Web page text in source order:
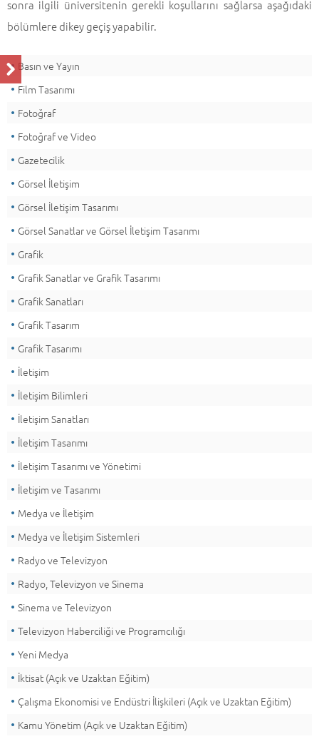
sonra ilgili üniversitenin gerekli koşullarını sağlarsa aşağıdaki
bölümlere dikey geçiş yapabilir.
Basın ve Yayın
Film Tasarımı
Fotoğraf
Fotoğraf ve Video
Gazetecilik
Görsel İletişim
Görsel İletişim Tasarımı
Görsel Sanatlar ve Görsel İletişim Tasarımı
Grafik
Grafik Sanatlar ve Grafik Tasarımı
Grafik Sanatları
Grafik Tasarım
Grafik Tasarımı
İletişim
İletişim Bilimleri
İletişim Sanatları
İletişim Tasarımı
İletişim Tasarımı ve Yönetimi
İletişim ve Tasarımı
Medya ve İletişim
Medya ve İletişim Sistemleri
Radyo ve Televizyon
Radyo, Televizyon ve Sinema
Sinema ve Televizyon
Televizyon Haberciliği ve Programcılığı
Yeni Medya
İktisat (Açık ve Uzaktan Eğitim)
Çalışma Ekonomisi ve Endüstri İlişkileri (Açık ve Uzaktan Eğitim)
Kamu Yönetim (Açık ve Uzaktan Eğitim)